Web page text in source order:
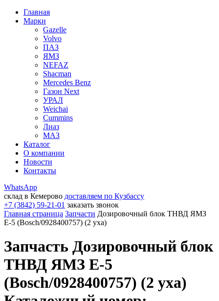
Главная
Марки
Gazelle
Volvo
ПАЗ
ЯМЗ
NEFAZ
Shacman
Mercedes Benz
Газон Next
УРАЛ
Weichai
Cummins
Лиаз
МАЗ
Каталог
О компании
Новости
Контакты
WhatsApp
склад в Кемерово доставляем по Кузбассу
+7 (3842) 59-21-01 заказать звонок
Главная страница Запчасти Дозировочный блок ТНВД ЯМЗ
Е-5 (Bosch/0928400757) (2 уха)
Запчасть Дозировочный блок
ТНВД ЯМЗ Е-5
(Bosch/0928400757) (2 уха)